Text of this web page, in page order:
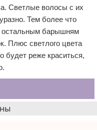
Светлые волосы с их
Тем более что
остальным барышням
Плюс светлого цвета
будет реже краситься,